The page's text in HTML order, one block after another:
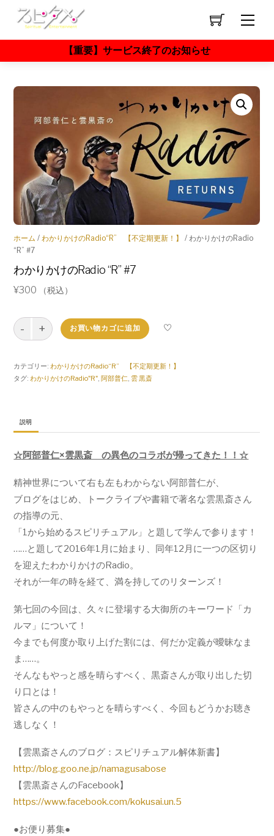
content
【重要】サービス終了のお知らせ
ホーム / わかりかけのRadio“R” 【不定期更新！】
/ わかりかけのRadio
“R” #7
わかりかけのRadio “R” #7
¥300 （税込）
け
の
個
お買い物カゴに追加
カテゴリー:わかりかけのRadio“R” 【不定期更新！】
タグ:わかりかけのRadio"R",阿部普仁, 雲 黒斎
説明
☆阿部普仁×雲黒斎 の異色のコラボが帰ってきた！！☆
精神世界について右も左もわからない阿部普仁が、
ブログをはじめ、
トークライブや書籍で著名な雲黒斎さん
の指導の元、
「1から始めるスピリチュアル」と題して学んで参ります！
……と題して2016年1月に始まり、同年12月に一つの区切り
を迎えたわかりかけのRadio。
それが一年の時を経て、満を持してのリターンズ！
第七回の今回は、久々に登場する大御所のキーワード「カ
ルマ」について！
今までも何度か取り上げた割には、何だか定義が曖昧なま
ま……。
そんなもやっと感を晴らすべく、黒斎さんが取り出した切
り口とは！
皆さんの中のもやっとを晴らすべく、今回もどうかお聴き
逃しなく！
【雲黒斎さんのブログ：スピリチュアル解体新書】
http://blog.goo.ne.jp/namagusabose
【雲黒斎さんのFacebook】
https://www.facebook.com/kokusai.un.5
●お便り募集●